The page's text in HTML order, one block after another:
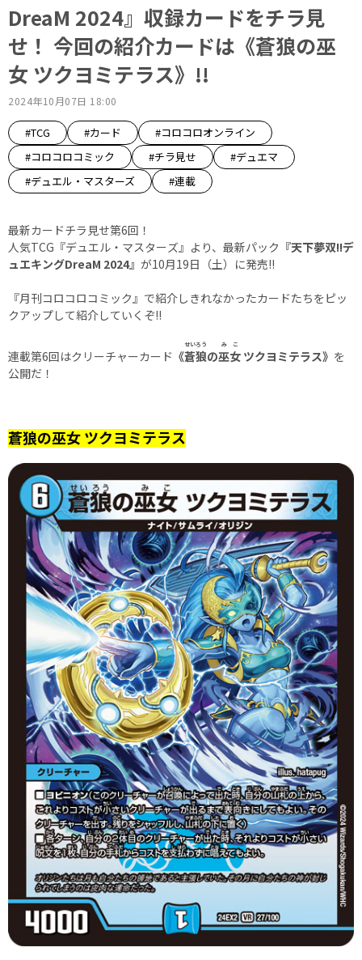
DreaM 2024』収録カードをチラ見
せ！ 今回の紹介カードは《蒼狼の巫
女 ツクヨミテラス》!!
2024年10月07日 18:00
#TCG #カード
#コロコロオンライン
#コロコロコミック
#チラ見せ
#デュエマ
#デュエル・マスターズ
#連載
最新カードチラ見せ第6回！
人気TCG『デュエル・マスターズ』より、最新パック 『天下夢双!!デ
ュエキングDreaM 2024』 が10月19日（土）に発売!!
『月刊コロコロコミック』で紹介しきれなかったカードたちをピッ
クアップして紹介していくぞ!!
連載第6回はクリーチャーカード 《蒼狼
せいろう
の巫女
みこ
ツクヨミテラス》 を
公開だ！
蒼狼の巫女 ツクヨミテラス